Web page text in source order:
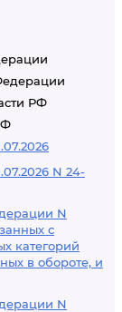
РФ
N 24-
N
с
категорий
в обороте, и
N